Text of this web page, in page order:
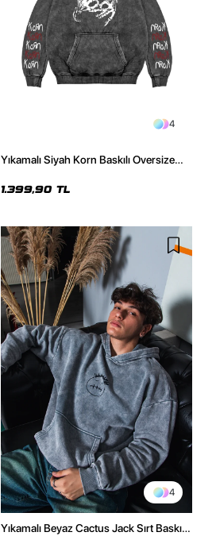
4
Yıkamalı Siyah Korn Baskılı Oversize
1.399,90 TL
4
Yıkamalı Beyaz Cactus Jack Sırt Baskılı